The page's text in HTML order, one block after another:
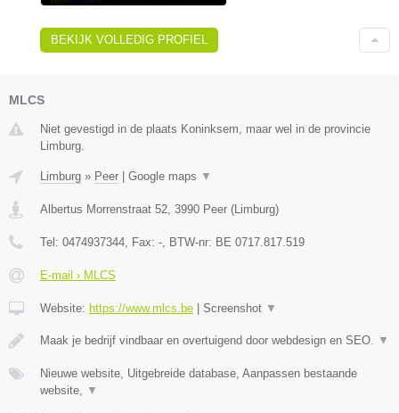
BEKIJK VOLLEDIG PROFIEL
MLCS
Niet gevestigd in de plaats Koninksem, maar wel in de provincie
Limburg.
Limburg » Peer Google maps ▼
Albertus Morrenstraat 52, 3990 Peer (Limburg)
Tel: 0474937344, Fax: -, BTW-nr: BE 0717.817.519
E-mail › MLCS
Website: https://www.mlcs.be Screenshot ▼
Maak je bedrijf vindbaar en overtuigend door webdesign en SEO. ▼
Nieuwe website, Uitgebreide database, Aanpassen bestaande
website, ▼